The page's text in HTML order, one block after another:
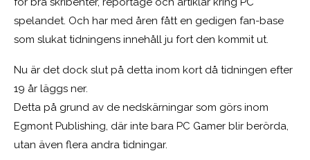
spelandet. Och har med åren fått en gedigen fan-base
som slukat tidningens innehåll ju fort den kommit ut.
Nu är det dock slut på detta inom kort då tidningen efter
19 år läggs ner.
Detta på grund av de nedskärningar som görs inom
Egmont Publishing, där inte bara PC Gamer blir berörda,
utan även flera andra tidningar.